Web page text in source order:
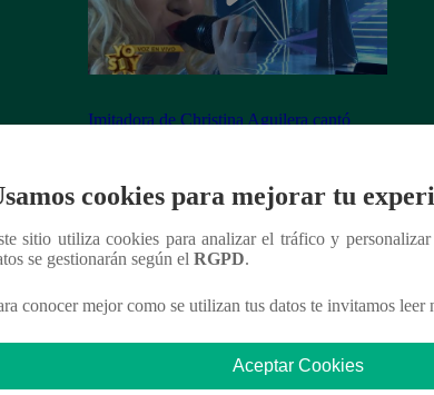
Imitadora de Christina Aguilera cantó
interesar
cookies para mejorar tu
sitio utiliza cookies para analizar el tráfico y
se gestionarán según el RGPD.
conocer mejor como se utilizan tus datos te invitamos leer
Aceptar Cookies